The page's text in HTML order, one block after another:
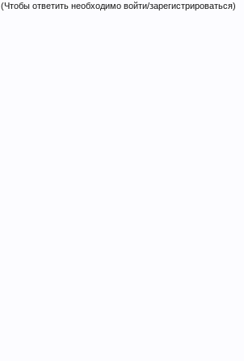
(Чтобы ответить необходимо войти/зарегистрироваться)